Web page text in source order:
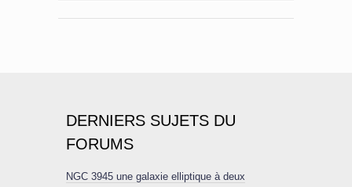
DERNIERS SUJETS DU
FORUMS
NGC 3945 une galaxie elliptique à deux